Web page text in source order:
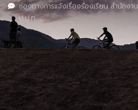
ช่องทางการแจ้งเรื่องร้องเรียน สำนักงาน
ป.ป.ท.